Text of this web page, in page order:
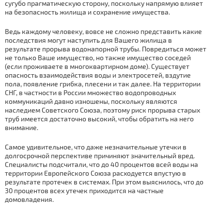
сугубо прагматическую сторону, поскольку напрямую влияет
на безопасность жилища и сохранение имущества.
Ведь каждому человеку, вовсе не сложно представить какие
последствия могут наступить для Вашего жилища в
результате прорыва водонапорной трубы. Повредиться может
не только Ваше имущество, но также имущество соседей
(если проживаете в многоквартирном доме). Существует
опасность взаимодействия воды и электросетей, вздутие
пола, появление грибка, плесени и так далее. На территории
СНГ, в частности в России множество водопроводных
коммуникаций давно изношены, поскольку являются
наследием Советского Союза, поэтому риск прорыва старых
труб имеется достаточно высокий, чтобы обратить на него
внимание.
Самое удивительное, что даже незначительные утечки в
долгосрочной перспективе причиняют значительный вред.
Специалисты подсчитали, что до 40 процентов всей воды на
территории Европейского Союза расходуется впустую в
результате протечек в системах. При этом выяснилось, что до
30 процентов всех утечек приходится на частные
домовладения.